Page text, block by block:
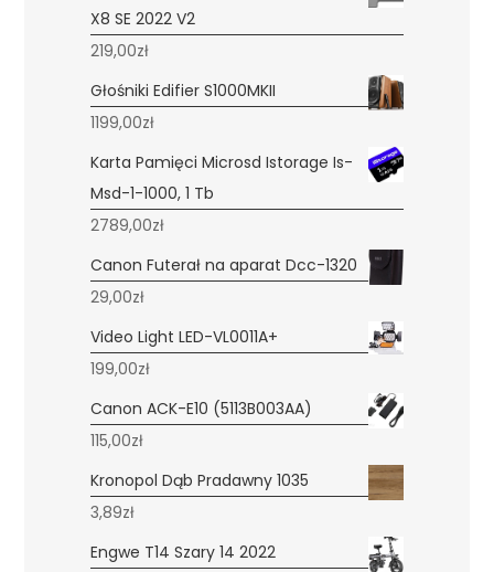
X8 SE 2022 V2
219,00zł
Głośniki Edifier S1000MKII
1199,00zł
Karta Pamięci Microsd Istorage Is-
Msd-1-1000, 1 Tb
2789,00zł
Canon Futerał na aparat Dcc-1320
29,00zł
Video Light LED-VL0011A+
199,00zł
Canon ACK-E10 (5113B003AA)
115,00zł
Kronopol Dąb Pradawny 1035
3,89zł
Engwe T14 Szary 14 2022